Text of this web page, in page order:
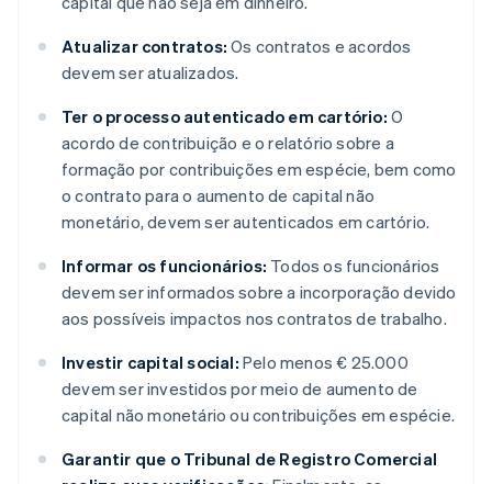
Atualizar contratos: Os contratos e acordos
devem ser atualizados.
Ter o processo autenticado em cartório: O
acordo de contribuição e o relatório sobre a
formação por contribuições em espécie, bem como
o contrato para o aumento de capital não
monetário, devem ser autenticados em cartório.
Informar os funcionários: Todos os funcionários
devem ser informados sobre a incorporação devido
aos possíveis impactos nos contratos de trabalho.
Investir capital social: Pelo menos € 25.000
devem ser investidos por meio de aumento de
capital não monetário ou contribuições em espécie.
Garantir que o Tribunal de Registro Comercial